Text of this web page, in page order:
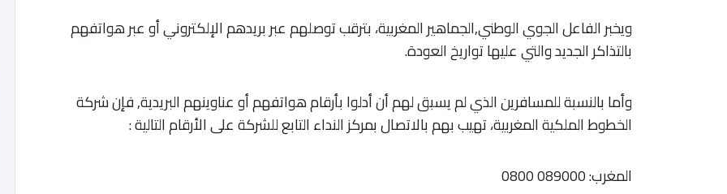
ويخبر الفاعل الجوي الوطني,الجماهير المغربية، بترقب توصلهم عبر بريدهم الإلكتروني أو عبر هواتفهم
بالتذاكر الجديد والتي عليها تواريخ العودة.
وأما بالنسبة للمسافرين الذي لم يسبق لهم أن أدلوا بأرقام هواتفهم أو عناوينهم البريدية, فإن شركة
الخطوط الملكية المغربية، تهيب بهم بالاتصال بمركز النداء التابع للشركة على الأرقام التالية:
المغرب:
089000 080
0